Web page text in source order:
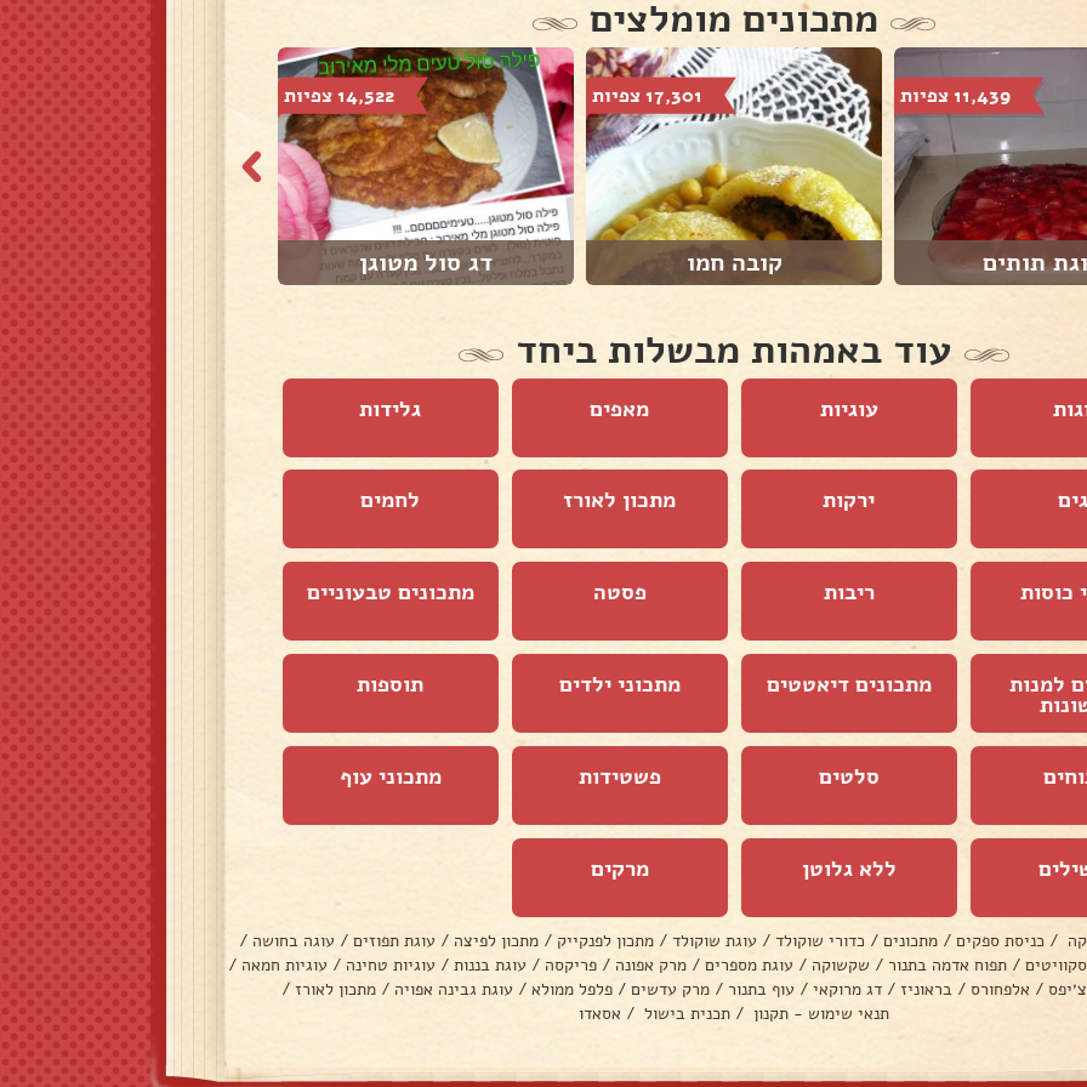
מתכונים מומלצים
11,439 צפיות
תותים
17,301 צפיות
קובה חמו
14,522 צפיות
דג סול מטוגן
עוד באמהות מבשלות ביחד
עוגיות מאפים גלידות
ירקות מתכון לאורז לחמים
כוסות ריבות פסטה מתכונים טבעוניים
למנות מתכונים דיאטטים מתכוני ילדים תוספות
סלטים פשטידות מתכוני עוף
ללא גלוטן מרקים
/ כניסת ספקים / מתכונים / כדורי שוקולד / עוגת שוקולד / מתכון לפנקייק / מתכון לפיצה / עוגת תפוזים / עוגה בחושה /
/ תפוח אדמה בתנור / שקשוקה / עוגת מספרים / מרק אפונה / פריקסה / עוגת בננות / עוגיות טחינה / עוגיות חמאה /
/ אלפחורס / בראוניז / דג מרוקאי / עוף בתנור / מרק עדשים / פלפל ממולא / עוגת גבינה אפויה / מתכון לאורז/
תנאי שימוש - תקנון / תכנית בישול / אסאדו